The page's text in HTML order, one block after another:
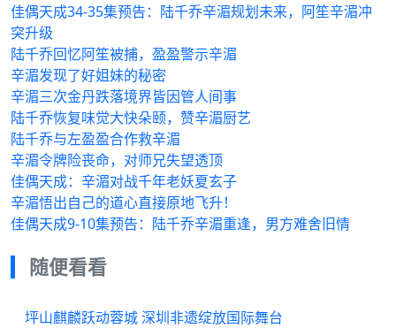
佳偶天成34-35集预告：陆千乔辛湄规划未来，阿笙辛湄冲
突升级
陆千乔回忆阿笙被捕，盈盈警示辛湄
辛湄发现了好姐妹的秘密
辛湄三次金丹跌落境界皆因管人间事
陆千乔恢复味觉大快朵颐，赞辛湄厨艺
陆千乔与左盈盈合作救辛湄
辛湄令牌险丧命，对师兄失望透顶
佳偶天成：辛湄对战千年老妖夏玄子
辛湄悟出自己的道心直接原地飞升！
佳偶天成9-10集预告：陆千乔辛湄重逢，男方难舍旧情
随便看看
坪山麒麟跃动蓉城 深圳非遗绽放国际舞台